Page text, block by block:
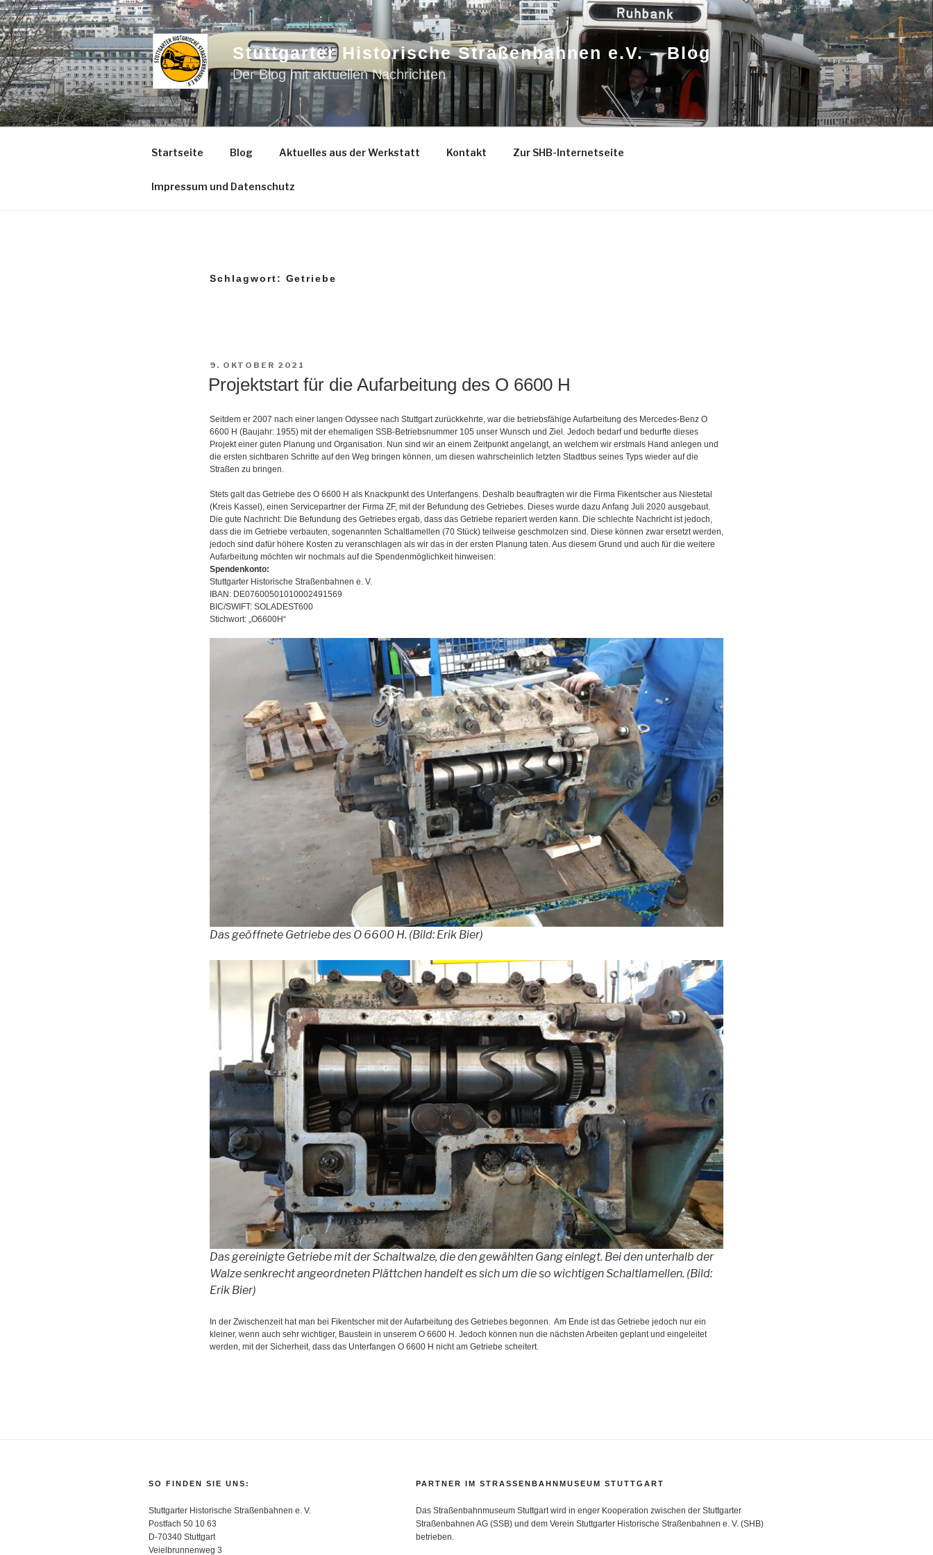
Zum
Inhalt
springen
Stuttgarter Historische Straßenbahnen e.V. – Blog
Der Blog mit aktuellen Nachrichten
Startseite Blog Aktuelles aus der Werkstatt Kontakt Zur SHB-Internetseite
Impressum und Datenschutz
Schlagwort: Getriebe
VERÖFFENTLICHT
9. OKTOBER 2021
Projektstart für die Aufarbeitung des O 6600 H
Seitdem er 2007 nach einer langen Odyssee nach Stuttgart zurückkehrte, war die betriebsfähige Aufarbeitung des Mercedes-Benz O
6600 H (Baujahr: 1955) mit der ehemaligen SSB-Betriebsnummer 105 unser Wunsch und Ziel. Jedoch bedarf und bedurfte dieses
Projekt einer guten Planung und Organisation. Nun sind wir an einem Zeitpunkt angelangt, an welchem wir erstmals Hand anlegen und
die ersten sichtbaren Schritte auf den Weg bringen können, um diesen wahrscheinlich letzten Stadtbus seines Typs wieder auf die
Straßen zu bringen.
Stets galt das Getriebe des O 6600 H als Knackpunkt des Unterfangens. Deshalb beauftragten wir die Firma Fikentscher aus Niestetal
(Kreis Kassel), einen Servicepartner der Firma ZF, mit der Befundung des Getriebes. Dieses wurde dazu Anfang Juli 2020 ausgebaut.
Die gute Nachricht: Die Befundung des Getriebes ergab, dass das Getriebe repariert werden kann. Die schlechte Nachricht ist jedoch,
dass die im Getriebe verbauten, sogenannten Schaltlamellen (70 Stück) teilweise geschmolzen sind. Diese können zwar ersetzt werden,
jedoch sind dafür höhere Kosten zu veranschlagen als wir das in der ersten Planung taten. Aus diesem Grund und auch für die weitere
Aufarbeitung möchten wir nochmals auf die Spendenmöglichkeit hinweisen:
Spendenkonto:
Stuttgarter Historische Straßenbahnen e. V.
IBAN: DE07600501010002491569
BIC/SWIFT: SOLADEST600
Stichwort: „O6600H“
Das geöffnete Getriebe des O 6600 H. (Bild: Erik Bier)
Das gereinigte Getriebe mit der Schaltwalze, die den gewählten Gang einlegt. Bei den unterhalb der
Walze senkrecht angeordneten Plättchen handelt es sich um die so wichtigen Schaltlamellen. (Bild:
Erik Bier)
In der Zwischenzeit hat man bei Fikentscher mit der Aufarbeitung des Getriebes begonnen. Am Ende ist das Getriebe jedoch nur ein
kleiner, wenn auch sehr wichtiger, Baustein in unserem O 6600 H. Jedoch können nun die nächsten Arbeiten geplant und eingeleitet
werden, mit der Sicherheit, dass das Unterfangen O 6600 H nicht am Getriebe scheitert.
SO FINDEN SIE UNS:
Stuttgarter Historische Straßenbahnen e. V.
Postfach 50 10 63
D-70340 Stuttgart
Veielbrunnenweg 3
PARTNER IM STRASSENBAHNMUSEUM STUTTGART
Das Straßenbahnmuseum Stuttgart wird in enger Kooperation zwischen der Stuttgarter
Straßenbahnen AG (SSB) und dem Verein Stuttgarter Historische Straßenbahnen e. V. (SHB)
betrieben.